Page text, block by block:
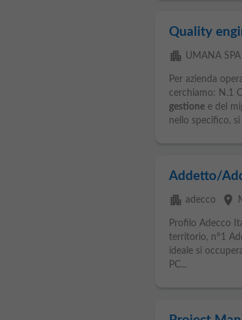
Quality
apartment UMANA SPA
Per azienda
cerchiamo: N.1
gestionee del
nello specifico, si
Addetto/
apartment adecco place
Profilo Adecco
territorio, n°1
ideale si
PC...